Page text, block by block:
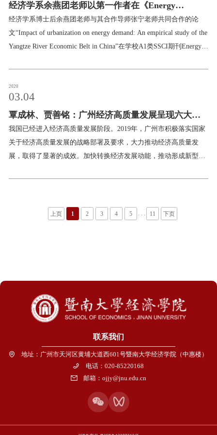
定》等国家政策的战略需求。本报告在新冠肺炎疫情扩散视域下，
按照“时间-空间-扩散-关联”这一主线，运用截至2月19日国家卫健委
发布的疫情数据和地理信息化手段，从多层空间尺度探究城市群空
间结构驱动下疫情扩散的时空演变，在跨城市治理理论依据与城市
集聚特征从疫情确诊病例数量来分析，在1月23日至2月19日时间段
内，呈非线性递增趋势。观察疫源地武汉、其所处的长江中游城市
群以及六大城市群确诊病例占全国总确诊病例的比重（图1-2），可
经济学系余燕团老师以第一作者在《Energy
Policy》上发表论文
经济学系博士后余燕团老师与其合作导师张宁老师共同合作的论
文“Impact of urbanization on energy demand: An empirical study of the
Yangtze River Economic Belt in China”在学校A1类SSCI期刊Energy
for 2003–2014 using a dataset of 108 cities located in the Yangtze River
Economic Belt. Both demographic urbanization (DU) and land
urbanization (LU) are considered in the empirical analysis. The results
show that urbaniza
2020
03.04
覃成林、贾善铭：广州经济高质量发展呈现六大特
征
我国已经进入经济高质量发展阶段。2019年，广州市积极落实国家
关于经济高质量发展的战略部署及要求，大力推动经济高质量发
展，取得了显著的成效。加快转换经济发展动能，推动形成新型产
东全省地区生产总值增速高0.6个百分点，比全国国内生产总值增速
模以上工业增加值的比重为58.4%，先进制造业成为了全市经济高
质量发展的另一个重要引擎。综合来看，全市现代服务业与先进制
造业“双轮”协调驱动的现代产业体系已
上页 1 2 3 4 5 . . . 11 下页
联系我们
地址：广州市天河区黄埔大道西601号暨南大学经济学院（中惠楼）
电话：020-85220168
邮箱：ojjy@jnu.edu.cn